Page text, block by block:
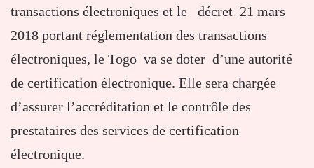
transactions électroniques et le décret 21 mars
2018 portant réglementation des transactions
électroniques, le Togo va se doter d’une autorité
de certification électronique. Elle sera chargée
d’assurer l’accréditation et le contrôle des
prestataires des services de certification
électronique.